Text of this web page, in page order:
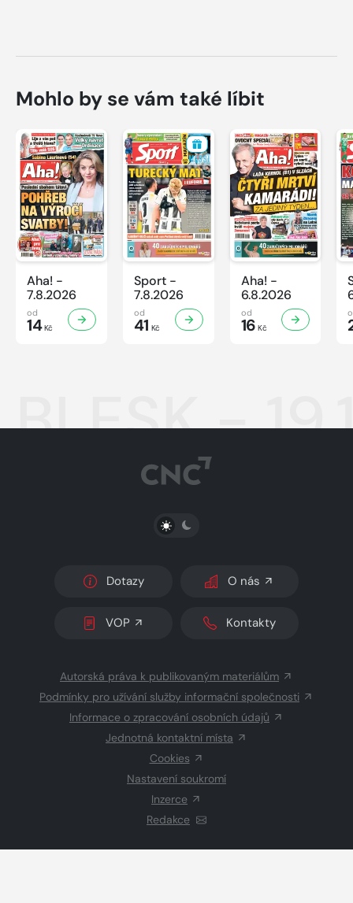
Mohlo by se vám také líbit
Aha! -
7.8.2026
od
14Kč
Sport -
7.8.2026
od
41 Kč
Aha! -
6.8.2026
od
16 Kč
BLESK -
PŘEPNOUT SVĚTLÝ/TMAVÝ REŽIM
Dotazy O nás
VOP Kontakty
Autorská práva k publikovaným materiálům
Podmínky pro užívání služby informační společnosti
Informace o zpracování osobních údajů
Jednotná kontaktní místa
Cookies
Nastavení soukromí
Inzerce
Redakce